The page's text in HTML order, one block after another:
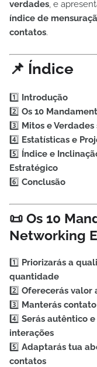
verdades, e
índice de
contatos.
📌 Índice
1️⃣ Introdução
2️⃣ Os 10
3️⃣ Mitos e
4️⃣ Estatísticas e
5️⃣ Índice e
Estratégico
6️⃣ Conclusão
📜 Os 10
Networking
1️⃣ Priorizarás a
quantidade
2️⃣ Oferecerás valor
3️⃣ Manterás
4️⃣ Serás autêntico
interações
5️⃣ Adaptarás tua
contatos